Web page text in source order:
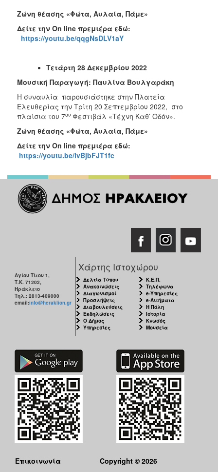
Ζώνη θέασης «Φώτα, Αυλαία, Πάμε»
Δείτε την On line πρεμιέρα εδώ:
https://youtu.be/qqgNsDLV1aY
Τετάρτη 28 Δεκεμβρίου 2022
Μουσική Παραγωγή: Παυλίνα Βουλγαράκη
Η συναυλία παρουσιάστηκε στην Πλατεία
Ελευθερίας την Τρίτη 20 Σεπτεμβρίου 2022, στο
πλαίσια του 7ου Φεστιβάλ «Τέχνη Καθ’ Οδόν».
Ζώνη θέασης «Φώτα, Αυλαία, Πάμε»
Δείτε την On line πρεμιέρα εδώ:
https://youtu.be/lvBjbFJT1fc
Αγίου Τίτου 1,
Τ.Κ. 71202,
Ηράκλειο
Τηλ.: 2813-409000
email:info@heraklion.gr
Χάρτης Ιστοχώρου
Δελτία Τύπου
Ανακοινώσεις
Διαγωνισμοί
Προσλήψεις
Διαβουλεύσεις
Εκδηλώσεις
Ο Δήμος
Υπηρεσίες
Κ.Ε.Π.
Τηλέφωνα
e-Υπηρεσίες
e-Αιτήματα
Η Πόλη
Ιστορία
Κνωσός
Μουσεία
Επικοινωνία Copyright © 2026